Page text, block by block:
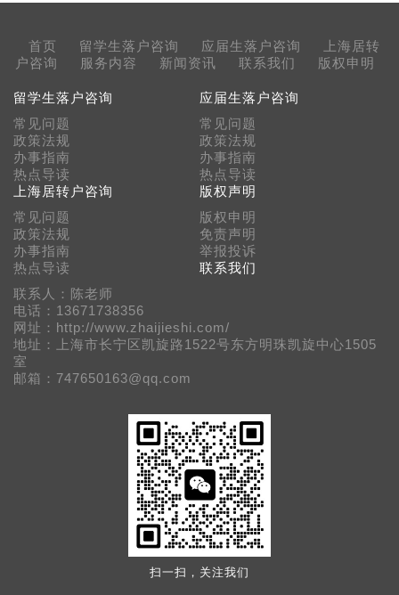
首页 留学生落户咨询 应届生落户咨询
上海居转
户咨询
服务内容 新闻资讯 联系我们 版权申明
留学生落户咨询
常见问题
政策法规
办事指南
热点导读
应届生落户咨询
常见问题
政策法规
办事指南
热点导读
上海居转户咨询
常见问题
政策法规
办事指南
热点导读
版权声明
版权申明
免责声明
举报投诉
联系我们
联系人：陈老师
电话：13671738356
网址：http://www.zhaijieshi.com/
地址：上海市长宁区凯旋路1522号东方明珠凯旋中心1505
室
邮箱：747650163@qq.com
扫一扫，关注我们